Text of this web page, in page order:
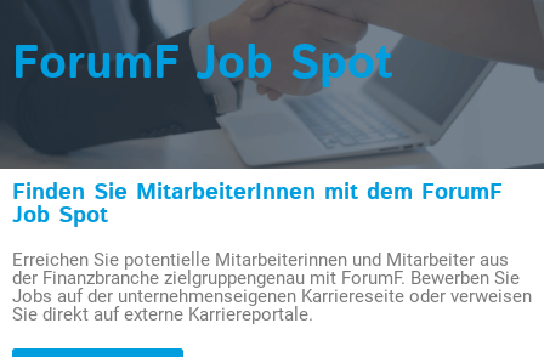
ForumF Job Spot
Finden Sie MitarbeiterInnen mit dem ForumF
Job Spot
Erreichen Sie potentielle Mitarbeiterinnen und Mitarbeiter aus
der Finanzbranche zielgruppengenau mit ForumF. Bewerben Sie
Jobs auf der unternehmenseigenen Karriereseite oder verweisen
Sie direkt auf externe Karriereportale.